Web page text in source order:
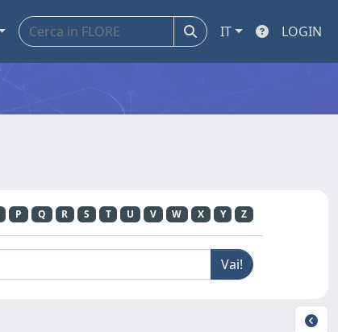
IT LOGIN
P Q R S T U V W X Y Z